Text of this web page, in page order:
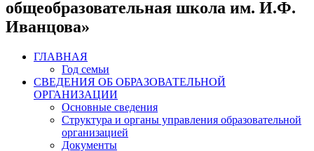
общеобразовательная школа им. И.Ф.
Иванцова»
ГЛАВНАЯ
Год семьи
СВЕДЕНИЯ ОБ ОБРАЗОВАТЕЛЬНОЙ
ОРГАНИЗАЦИИ
Основные сведения
Структура и органы управления образовательной
организацией
Документы